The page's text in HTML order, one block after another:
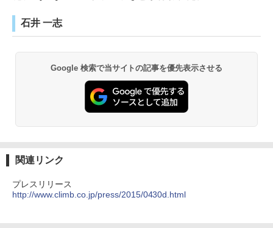
石井 一志
Google 検索で当サイトの記事を優先表示させる
関連リンク
プレスリリース
http://www.climb.co.jp/press/2015/0430d.html